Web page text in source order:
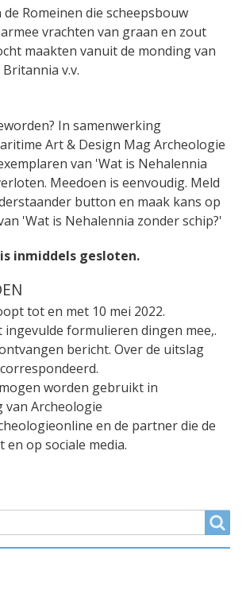
Romeinen die scheepsbouw
vrachten van graan en zout
maakten vanuit de monding van
v.v.
In samenwerking
Art & Design Mag Archeologie
van 'Wat is Nehalennia
Meedoen is eenvoudig. Meld
button en maak kans op
'Wat is Nehalennia zonder schip?'
inmiddels gesloten.
tot en met 10 mei 2022.
ingevulde formulieren dingen mee,.
bericht. Over de uitslag
worden gebruikt in
van Archeologie
en de partner die de
op sociale media.